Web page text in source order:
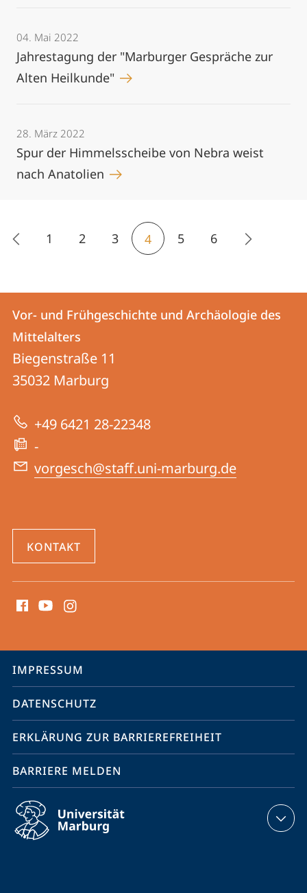
04. Mai 2022
Jahrestagung der "Marburger Gespräche zur
Alten Heilkunde"
28. März 2022
Spur der Himmelsscheibe von Nebra weist
nach Anatolien
1 2 3 4 5 6
Kontakt
und
Informationen
zur
Website
Kontaktinformationen
Vor-
und
Frühgeschichte
Archäologie
des
Mittelalters
Vor- und Frühgeschichte und Archäologie des
Mittelalters
Biegenstraße 11
35032 Marburg
+49 6421 28-22348
-
vorgesch@staff.uni-marburg.de
KONTAKT
Media
Service-
Navigation
IMPRESSUM
DATENSCHUTZ
ERKLÄRUNG ZUR BARRIEREFREIHEIT
BARRIERE MELDEN